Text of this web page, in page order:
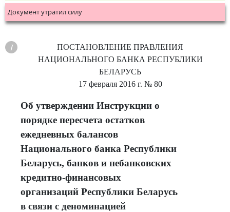
Документ утратил силу
ПОСТАНОВЛЕНИЕ ПРАВЛЕНИЯ
НАЦИОНАЛЬНОГО БАНКА РЕСПУБЛИКИ
БЕЛАРУСЬ
17 февраля 2016 г. № 80
Об утверждении Инструкции о
порядке пересчета остатков
ежедневных балансов
Национального банка Республики
Беларусь, банков и небанковских
кредитно-финансовых
организаций Республики Беларусь
в связи с деноминацией